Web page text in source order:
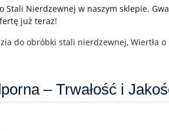
Stali Nierdzewnej w naszym sklepie.
już teraz!
do obróbki stali nierdzewnej, Wiertła
– Trwałość i